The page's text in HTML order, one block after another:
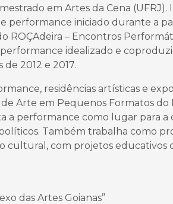
em Artes da Cena
performance iniciado durante a
ROÇAdeira – Encontros
idealizado e
2012 e 2017.
residências artísticas e
Arte em Pequenos Formatos
a performance como lugar para a
Também trabalha como
cultural, com projetos educativos
das Artes Goianas”